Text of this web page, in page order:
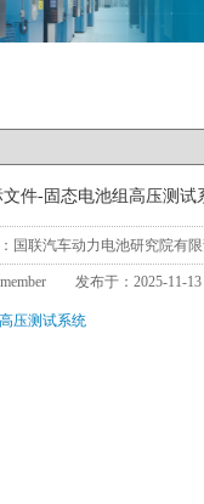
文件-固态电池组高压测试
联汽车动力电池研究院有
member 发布于：2025-11-13
压测试系统